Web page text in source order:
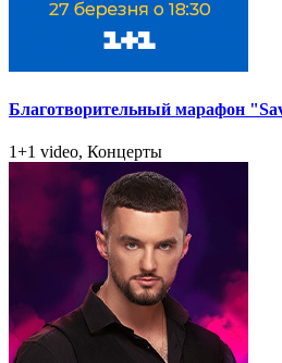
Благотворительный марафон
1+1 video, Концерты